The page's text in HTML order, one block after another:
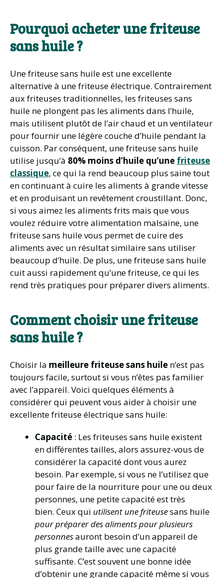
Pourquoi acheter une friteuse
sans huile ?
Une friteuse sans huile est une excellente
alternative à une friteuse électrique. Contrairement
aux friteuses traditionnelles, les friteuses sans
huile ne plongent pas les aliments dans l’huile,
mais utilisent plutôt de l’air chaud et un ventilateur
pour fournir une légère couche d’huile pendant la
cuisson. Par conséquent, une friteuse sans huile
utilise jusqu’à 80% moins d’huile qu’une friteuse
classique, ce qui la rend beaucoup plus saine tout
en continuant à cuire les aliments à grande vitesse
et en produisant un revêtement croustillant. Donc,
si vous aimez les aliments frits mais que vous
voulez réduire votre alimentation malsaine, une
friteuse sans huile vous permet de cuire des
aliments avec un résultat similaire sans utiliser
beaucoup d’huile. De plus, une friteuse sans huile
cuit aussi rapidement qu’une friteuse, ce qui les
rend très pratiques pour préparer divers aliments.
Comment choisir une friteuse
sans huile ?
Choisir la meilleure friteuse sans huile n’est pas
toujours facile, surtout si vous n’êtes pas familier
avec l’appareil. Voici quelques éléments à
considérer qui peuvent vous aider à choisir une
excellente friteuse électrique sans huile:
Capacité : Les friteuses sans huile existent
en différentes tailles, alors assurez-vous de
considérer la capacité dont vous aurez
besoin. Par exemple, si vous ne l’utilisez que
pour faire de la nourriture pour une ou deux
personnes, une petite capacité est très
bien. Ceux qui utilisent une friteusesans huile
pour préparer des aliments pour plusieurs
personnesauront besoin d’un appareil de
plus grande taille avec une capacité
suffisante. C’est souvent une bonne idée
d’obtenir une grande capacité même si vous